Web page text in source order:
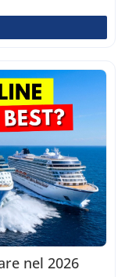
nel 2026